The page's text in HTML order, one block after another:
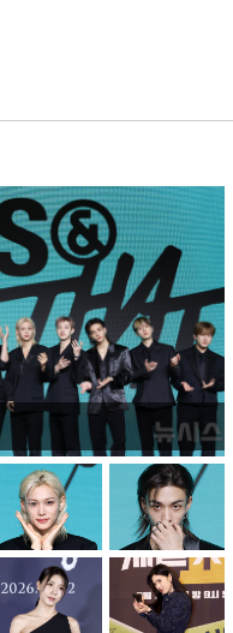
남광주… 열화상 카메라에 담긴